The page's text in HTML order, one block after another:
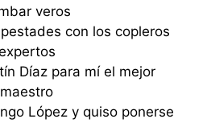
veros
con los copleros
Díaz para mí el mejor
maestro
López y quiso ponerse